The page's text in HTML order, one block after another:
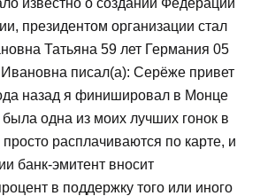
известно о создании Федерации
президентом организации стал
Татьяна 59 лет Германия 05
писал(а): Серёже привет
назад я финишировал в Монце
одна из моих лучших гонок в
расплачиваются по карте, и
банк-эмитент вносит
в поддержку того или иного